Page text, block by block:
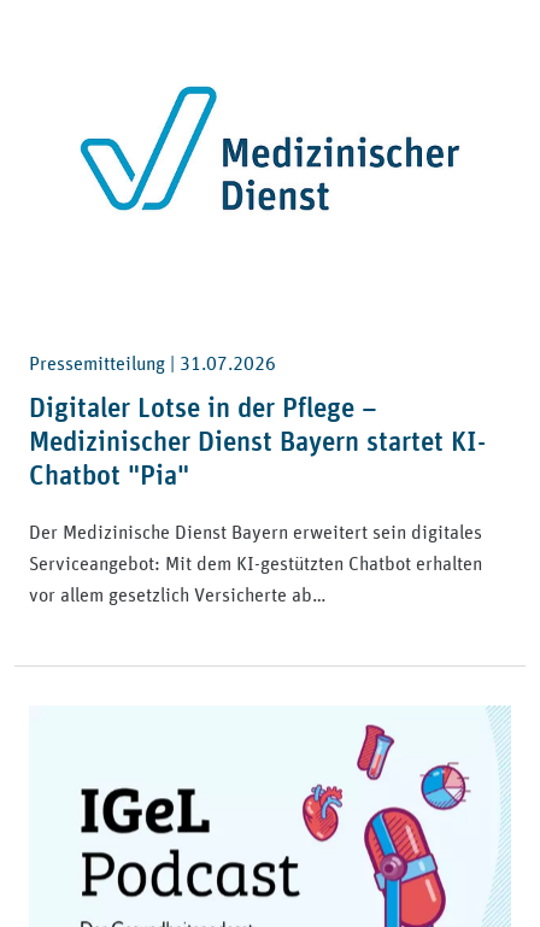
Pressemitteilung | 31.07.2026
Digitaler Lotse in der Pflege –
Medizinischer Dienst Bayern startet KI-
Chatbot "Pia"
Der Medizinische Dienst Bayern erweitert sein digitales
Serviceangebot: Mit dem KI-gestützten Chatbot erhalten
vor allem gesetzlich Versicherte ab…